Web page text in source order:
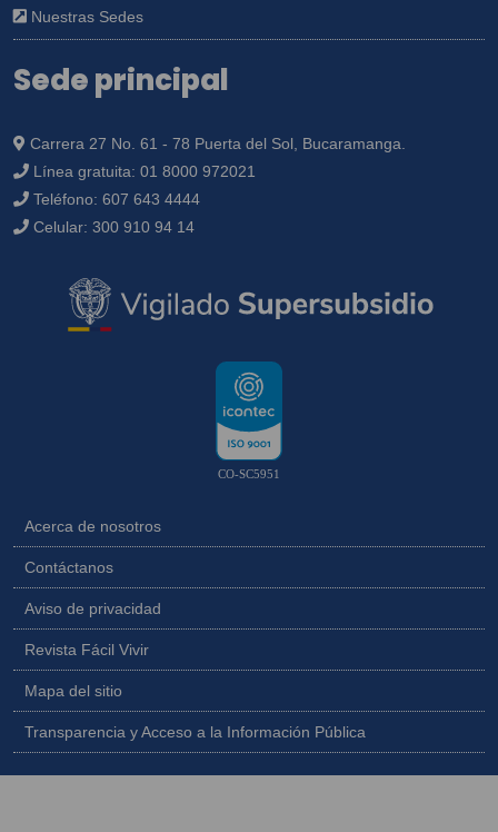
Nuestras Sedes
Sede principal
Carrera 27 No. 61 - 78 Puerta del Sol, Bucaramanga.
Línea gratuita: 01 8000 972021
Teléfono: 607 643 4444
Celular: 300 910 94 14
CO-SC5951
Acerca de nosotros
Contáctanos
Aviso de privacidad
Revista Fácil Vivir
Mapa del sitio
Transparencia y Acceso a la Información Pública